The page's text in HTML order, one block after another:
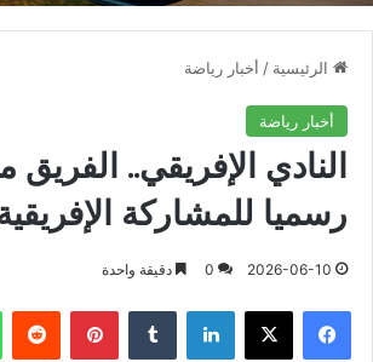
الرئيسية / أخبار رياضة
أخبار رياضة
النادي الإفريقي.. الفريق
رسميا للمشاركة
2026-06-10
0 دقيقة واحدة
فيسبوك X لينكدإن بينتيريست